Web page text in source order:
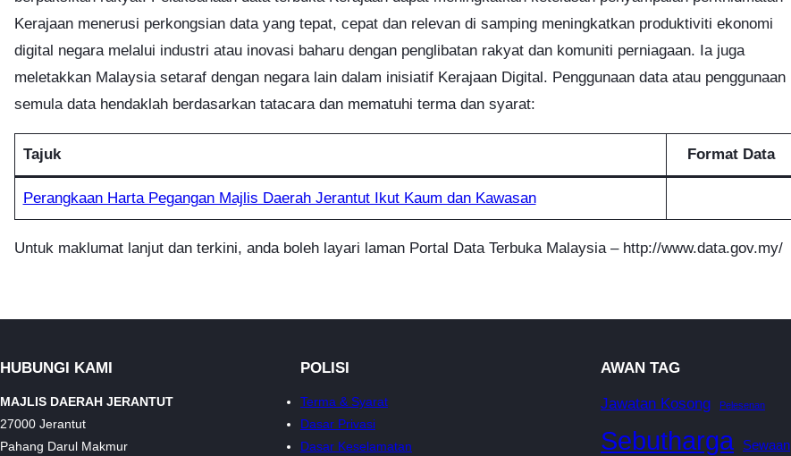
Kerajaan menerusi perkongsian data yang tepat, cepat dan relevan di samping meningkatkan produktiviti ekonomi
digital negara melalui industri atau inovasi baharu dengan penglibatan rakyat dan komuniti perniagaan. Ia juga
meletakkan Malaysia setaraf dengan negara lain dalam inisiatif Kerajaan Digital. Penggunaan data atau penggunaan
semula data hendaklah berdasarkan tatacara dan mematuhi terma dan syarat:
Tajuk Format Data
Perangkaan Harta Pegangan Majlis Daerah Jerantut Ikut Kaum dan Kawasan
Untuk maklumat lanjut dan terkini, anda boleh layari laman Portal Data Terbuka Malaysia – http://www.data.gov.my/
HUBUNGI KAMI
MAJLIS DAERAH JERANTUT
27000 Jerantut
Pahang Darul Makmur
POLISI
Terma & Syarat
Dasar Privasi
Dasar Keselamatan
AWAN TAG
Jawatan Kosong Pelesenan
Sebutharga Sewaan